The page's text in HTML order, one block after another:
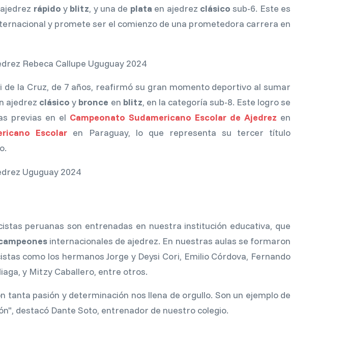
rápido y blitz, y una de plata en ajedrez clásico sub-6. Este es
y promete ser el comienzo de una prometedora carrera en
de la Cruz, de 7 años, reafirmó su gran momento deportivo al sumar
ajedrez clásico y bronce en blitz, en la categoría sub-8. Este logro se
previas en el Campeonato Sudamericano Escolar de Ajedrez en
Escolar en Paraguay, lo que representa su tercer título
peruanas son entrenadas en nuestra institución educativa, que
internacionales de ajedrez. En nuestras aulas se formaron
como los hermanos Jorge y Deysi Cori, Emilio Córdova, Fernando
y Mitzy Caballero, entre otros.
tanta pasión y determinación nos llena de orgullo. Son un ejemplo de
destacó Dante Soto, entrenador de nuestro colegio.